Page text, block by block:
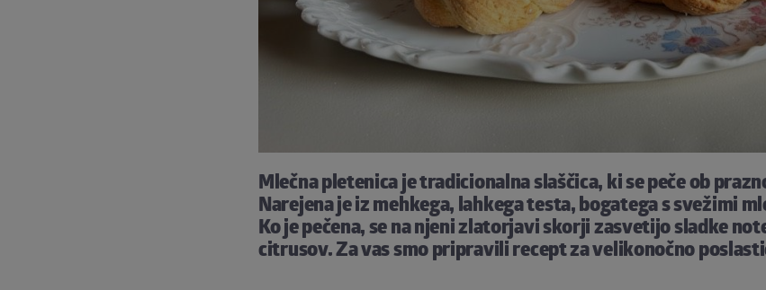
Mlečna pletenica je tradicionalna slaščica, ki se peče ob
Narejena je iz mehkega, lahkega testa, bogatega s svežimi
Ko je pečena, se na njeni zlatorjavi skorji zasvetijo sladke
citrusov. Za vas smo pripravili recept za velikonočno